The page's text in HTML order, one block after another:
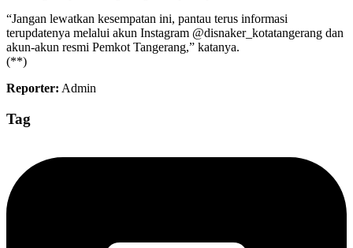
“Jangan lewatkan kesempatan ini, pantau terus informasi
terupdatenya melalui akun Instagram @disnaker_kotatangerang dan
akun-akun resmi Pemkot Tangerang,” katanya.
(**)
Reporter: Admin
Tag